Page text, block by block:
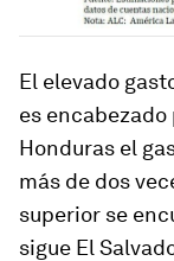
El elevado
es encabezado
Honduras el
más de dos
superior se
sigue El